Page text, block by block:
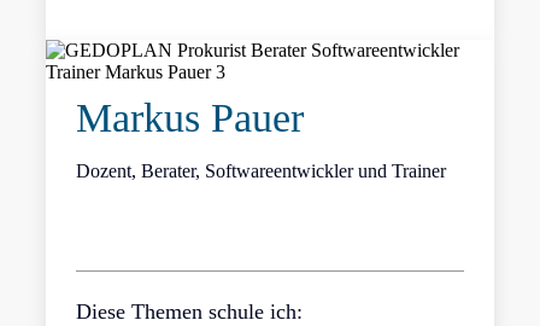
Markus Pauer
Dozent, Berater, Softwareentwickler und Trainer
Diese Themen schule ich: